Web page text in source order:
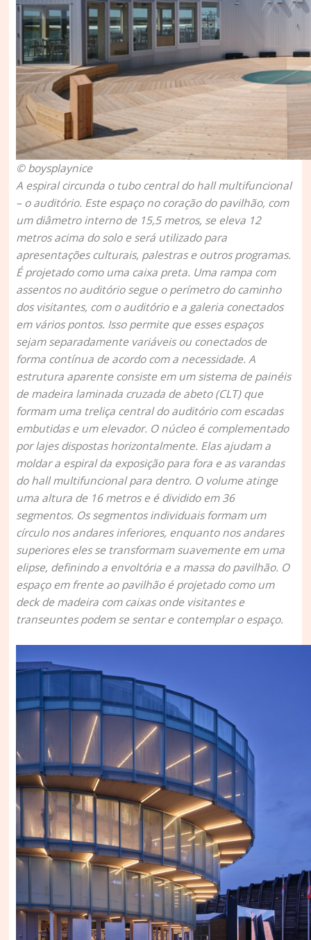
© boysplaynice
A espiral circunda o tubo central do hall multifuncional
– o auditório. Este espaço no coração do pavilhão, com
um diâmetro interno de 15,5 metros, se eleva 12
metros acima do solo e será utilizado para
apresentações culturais, palestras e outros programas.
É projetado como uma caixa preta. Uma rampa com
assentos no auditório segue o perímetro do caminho
dos visitantes, com o auditório e a galeria conectados
em vários pontos. Isso permite que esses espaços
sejam separadamente variáveis ou conectados de
forma contínua de acordo com a necessidade. A
estrutura aparente consiste em um sistema de painéis
de madeira laminada cruzada de abeto (CLT) que
formam uma treliça central do auditório com escadas
embutidas e um elevador. O núcleo é complementado
por lajes dispostas horizontalmente. Elas ajudam a
moldar a espiral da exposição para fora e as varandas
do hall multifuncional para dentro. O volume atinge
uma altura de 16 metros e é dividido em 36
segmentos. Os segmentos individuais formam um
círculo nos andares inferiores, enquanto nos andares
superiores eles se transformam suavemente em uma
elipse, definindo a envoltória e a massa do pavilhão. O
espaço em frente ao pavilhão é projetado como um
deck de madeira com caixas onde visitantes e
transeuntes podem se sentar e contemplar o espaço.